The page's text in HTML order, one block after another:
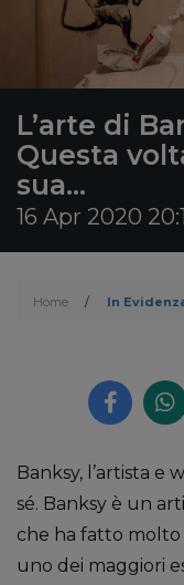
L’arte di
Questa
sua…
16 Apr 2020
Home / In
Banksy, l’artista e
sé. Banksy è un
che ha fatto molto
uno dei maggiori